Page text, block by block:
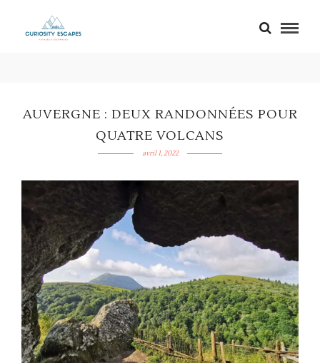
AUVERGNE : DEUX RANDONNÉES POUR
QUATRE VOLCANS
avril 1, 2022